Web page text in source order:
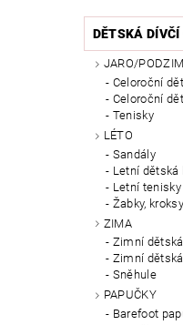
DĚTSKÉ
DOPRAVA A
DĚTSKÁ DÍVČÍ
JARO/PODZIM
Celoroční
Celoroční
Tenisky
LÉTO
Sandály
Letní dětská
Letní tenisky
Žabky, kroksy
ZIMA
Zimní
Zimní
Sněhule
PAPUČKY
Barefoot